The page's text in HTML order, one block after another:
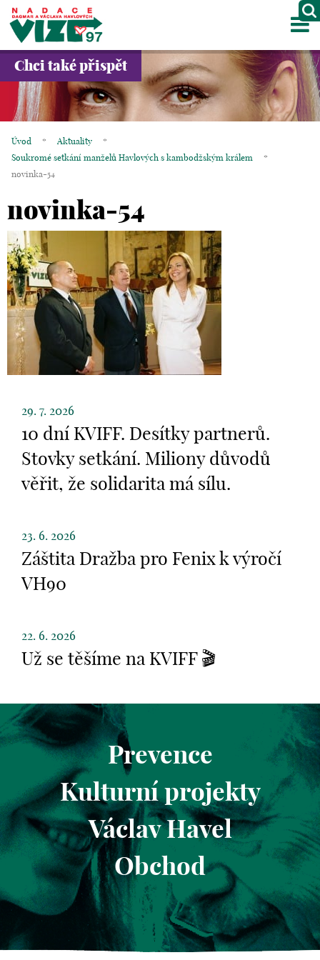
O NÁS
PROJEKTY
GALERIE
KONTAKTY
OBCHOD
KOŠÍK
EN
Chci také přispět
Úvod * Aktuality
*
Soukromé setkání manželů Havlových s kambodžským králem
*
novinka-54
novinka-54
29. 7. 2026
10 dní KVIFF. Desítky partnerů.
Stovky setkání. Miliony důvodů
věřit, že solidarita má sílu.
23. 6. 2026
Záštita Dražba pro Fenix k výročí
VH90
22. 6. 2026
Už se těšíme na KVIFF 🎬
Prevence
Kulturní projekty
Václav Havel
Obchod